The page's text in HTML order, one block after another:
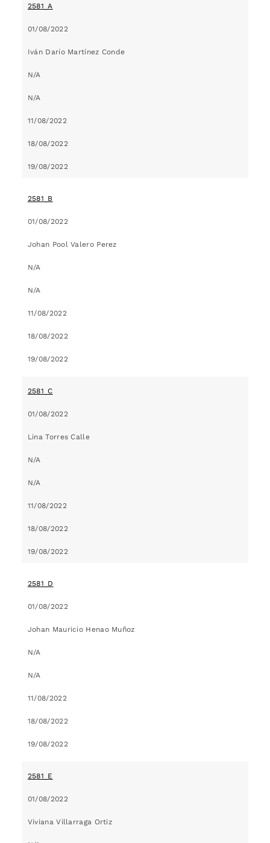
2581_A
01/08/2022
Iván Darío Martínez Conde
N/A
N/A
11/08/2022
18/08/2022
19/08/2022
2581_B
01/08/2022
Johan Pool Valero Perez
N/A
N/A
11/08/2022
18/08/2022
19/08/2022
2581_C
01/08/2022
Lina Torres Calle
N/A
N/A
11/08/2022
18/08/2022
19/08/2022
2581_D
01/08/2022
Johan Mauricio Henao Muñoz
N/A
N/A
11/08/2022
18/08/2022
19/08/2022
2581_E
01/08/2022
Viviana Villarraga Ortiz